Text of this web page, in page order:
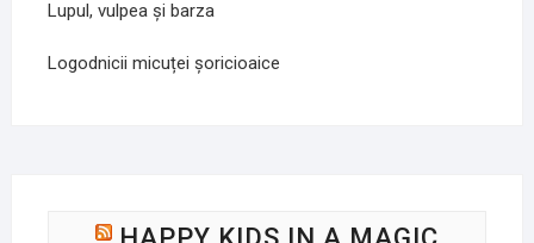
Lupul, vulpea și barza
Logodnicii micuței șoricioaice